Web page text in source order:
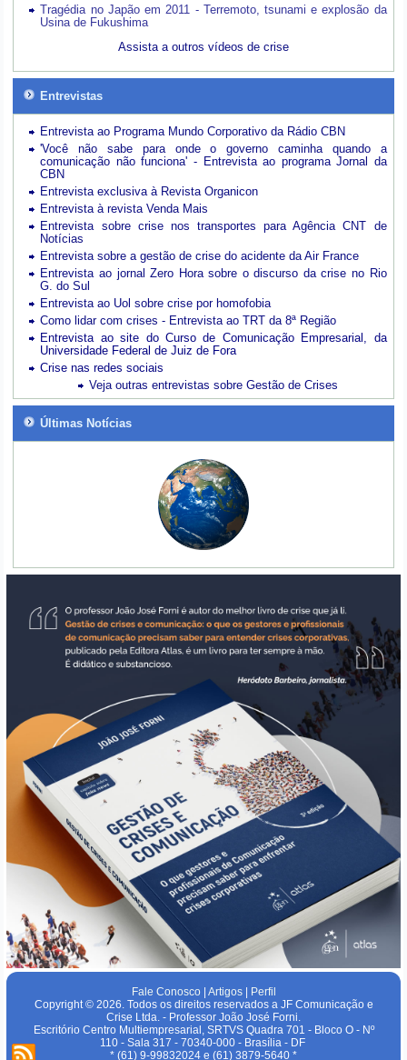
Tragédia no Japão em 2011 - Terremoto, tsunami e explosão da
Usina de Fukushima
Assista a outros vídeos de crise
Entrevistas
Entrevista ao Programa Mundo Corporativo da Rádio CBN
'Você não sabe para onde o governo caminha quando a
comunicação não funciona' - Entrevista ao programa Jornal da
CBN
Entrevista exclusiva à Revista Organicon
Entrevista à revista Venda Mais
Entrevista sobre crise nos transportes para Agência CNT de
Notícias
Entrevista sobre a gestão de crise do acidente da Air France
Entrevista ao jornal Zero Hora sobre o discurso da crise no Rio
G. do Sul
Entrevista ao Uol sobre crise por homofobia
Como lidar com crises - Entrevista ao TRT da 8ª Região
Entrevista ao site do Curso de Comunicação Empresarial, da
Universidade Federal de Juiz de Fora
Crise nas redes sociais
Veja outras entrevistas sobre Gestão de Crises
Últimas Notícias
Fale Conosco| Artigos|
Perfil
Copyright © 2026. Todos os direitos reservados a JF Comunicação e
Crise Ltda. - Professor João José Forni.
Escritório Centro Multiempresarial, SRTVS Quadra 701 - Bloco O - Nº
110 - Sala 317 - 70340-000 - Brasília - DF
* (61) 9-99832024 e (61) 3879-5640 *